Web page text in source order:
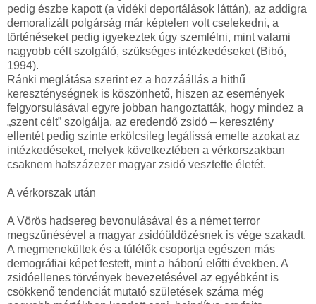
pedig észbe kapott (a vidéki deportálások láttán), az addigra
demoralizált polgárság már képtelen volt cselekedni, a
történéseket pedig igyekeztek úgy szemlélni, mint valami
nagyobb célt szolgáló, szükséges intézkedéseket (Bibó,
1994).
Ránki meglátása szerint ez a hozzáállás a hithű
kereszténységnek is köszönhető, hiszen az események
felgyorsulásával egyre jobban hangoztatták, hogy mindez a
„szent célt” szolgálja, az eredendő zsidó – keresztény
ellentét pedig szinte erkölcsileg legálissá emelte azokat az
intézkedéseket, melyek következtében a vérkorszakban
csaknem hatszázezer magyar zsidó vesztette életét.
A vérkorszak után
A Vörös hadsereg bevonulásával és a német terror
megszűnésével a magyar zsidóüldözésnek is vége szakadt.
A megmenekültek és a túlélők csoportja egészen más
demográfiai képet festett, mint a háború előtti években. A
zsidóellenes törvények bevezetésével az egyébként is
csökkenő tendenciát mutató születések száma még